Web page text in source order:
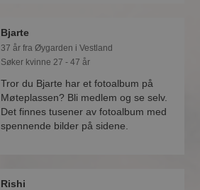
Bjarte
37 år fra Øygarden i Vestland
Søker kvinne 27 - 47 år
Tror du Bjarte har et fotoalbum på
Møteplassen? Bli medlem og se selv.
Det finnes tusener av fotoalbum med
spennende bilder på sidene.
Rishi